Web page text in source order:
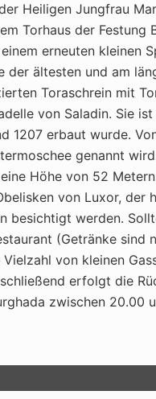
Heiligen Jungfrau
Torhaus der
erneuten
der ältesten und am
Toraschrein mit
von Saladin. Sie
1207 erbaut wurde.
genannt
Höhe von 52
von Luxor,
besichtigt werden.
(Getränke
von kleinen
erfolgt die
zwischen 20.00